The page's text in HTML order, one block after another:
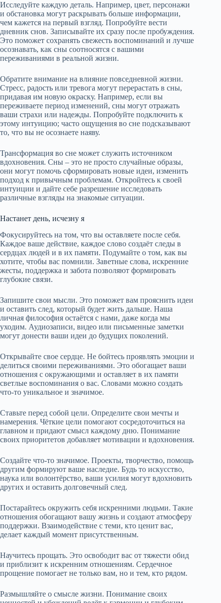
Исследуйте каждую деталь. Например, цвет, персонажи
и обстановка могут раскрывать больше информации,
чем кажется на первый взгляд. Попробуйте вести
дневник снов. Записывайте их сразу после пробуждения.
Это поможет сохранять свежесть воспоминаний и лучше
осознавать, как сны соотносятся с вашими
переживаниями в реальной жизни.
Обратите внимание на влияние повседневной жизни.
Стресс, радость или тревога могут перерастать в сны,
придавая им новую окраску. Например, если вы
переживаете период изменений, сны могут отражать
ваши страхи или надежды. Попробуйте подключить к
этому интуицию; часто ощущения во сне подсказывают
то, что вы не осознаете наяву.
Трансформация во сне может служить источником
вдохновения. Сны – это не просто случайные образы,
они могут помочь сформировать новые идеи, изменить
подход к привычным проблемам. Откройтесь к своей
интуиции и дайте себе разрешение исследовать
различные взгляды на знакомые ситуации.
Настанет день, исчезну я
Фокусируйтесь на том, что вы оставляете после себя.
Каждое ваше действие, каждое слово создаёт следы в
сердцах людей и в их памяти. Подумайте о том, как вы
хотите, чтобы вас помнили. Заветные слова, искренние
жесты, поддержка и забота позволяют формировать
глубокие связи.
Запишите свои мысли. Это поможет вам прояснить идеи
и оставить след, который будет жить дальше. Наша
личная философия остаётся с нами, даже когда мы
уходим. Аудиозаписи, видео или письменные заметки
могут донести ваши идеи до будущих поколений.
Открывайте свое сердце. Не бойтесь проявлять эмоции и
делиться своими переживаниями. Это обогащает ваши
отношения с окружающими и оставляет в их памяти
светлые воспоминания о вас. Словами можно создать
что-то уникальное и значимое.
Ставьте перед собой цели. Определите свои мечты и
намерения. Чёткие цели помогают сосредоточиться на
главном и придают смысл каждому дню. Понимание
своих приоритетов добавляет мотивации и вдохновения.
Создайте что-то значимое. Проекты, творчество, помощь
другим формируют ваше наследие. Будь то искусство,
наука или волонтёрство, ваши усилия могут вдохновить
других и оставить долговечный след.
Постарайтесь окружить себя искренними людьми. Такие
отношения обогащают вашу жизнь и создают атмосферу
поддержки. Взаимодействие с теми, кто ценит вас,
делает каждый момент присутственным.
Научитесь прощать. Это освободит вас от тяжести обид
и приблизит к искренним отношениям. Сердечное
прощение помогает не только вам, но и тем, кто рядом.
Размышляйте о смысле жизни. Понимание своих